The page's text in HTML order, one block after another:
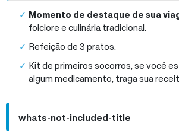
Momento de destaque de sua
folclore e culinária tradicional.
Refeição de 3 pratos.
Kit de primeiros socorros, se você
algum medicamento, traga sua
whats-not-included-title